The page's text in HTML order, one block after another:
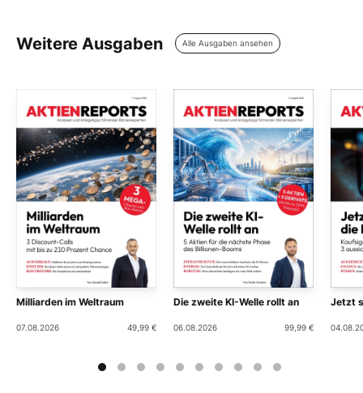
Weitere Ausgaben Alle Ausgaben ansehen
Milliarden im Weltraum
07.08.2026 49,99 €
Die zweite KI-Welle rollt an
06.08.2026 99,99 €
Jetzt